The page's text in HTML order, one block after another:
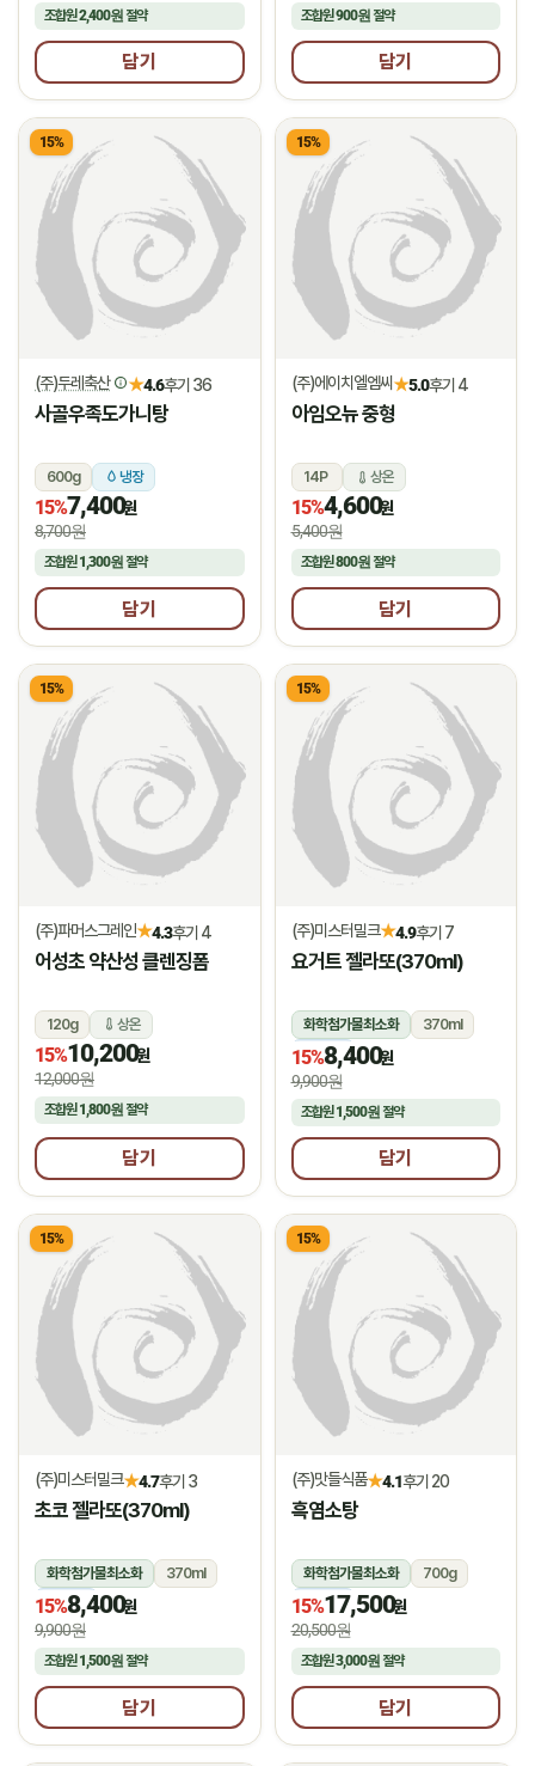
조합원2,400원 절약
담기
조합원900원절약
담기
15%
(주)두레축산 ★4.6후기 36
사골우족도가니탕
600g 냉장
15%7,400원
8,700원
조합원1,300원 절약
담기
15%
(주)에이치엘엠씨★5.0후기 4
아임오뉴 중형
14P 상온
15%4,600원
5,400원
조합원800원절약
담기
15%
(주)파머스그레인★4.3후기 4
어성초 약산성 클렌징폼
120g 상온
15%10,200원
12,000원
조합원1,800원 절약
담기
15%
(주)미스터밀크★4.9후기 7
요거트 젤라또(370ml)
화학첨가물최소화
370ml
냉동
15%8,400원
9,900원
조합원1,500원절약
담기
15%
(주)미스터밀크★4.7후기 3
초코 젤라또(370ml)
화학첨가물최소화
370ml
냉동
15%8,400원
9,900원
조합원1,500원 절약
담기
15%
(주)맛들식품★4.1후기 20
흑염소탕
화학첨가물최소화
700g
냉동
15%17,500원
20,500원
조합원3,000원절약
담기